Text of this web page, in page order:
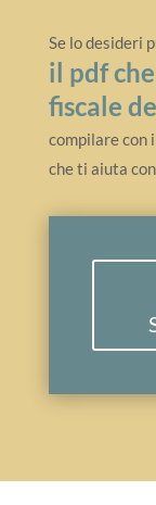
Se lo desideri
il pdf
fiscale
compilare con
che ti aiuta